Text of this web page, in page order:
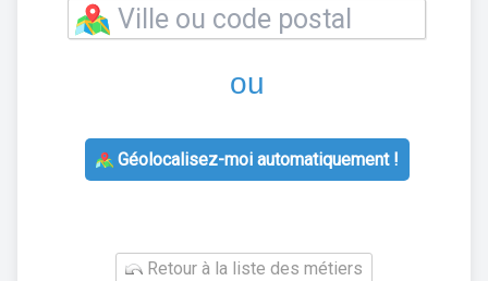
ou
Géolocalisez-moi automatiquement !
Retour à la liste des métiers